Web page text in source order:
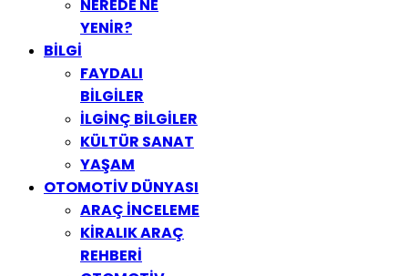
NEREDE NE
YENİR?
BİLGİ
FAYDALI
BİLGİLER
İLGİNÇ BİLGİLER
KÜLTÜR SANAT
YAŞAM
OTOMOTİV DÜNYASI
ARAÇ İNCELEME
KİRALIK ARAÇ
REHBERİ